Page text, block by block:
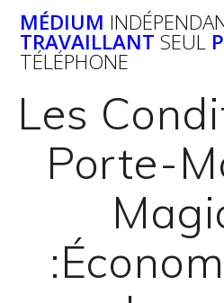
au
MÉDIUM
TRAVAILLANT SEUL
TÉLÉPHONE
Les
Porte-